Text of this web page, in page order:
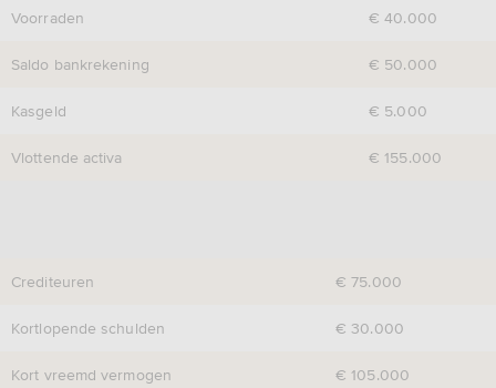
Voorraden € 40.000
Saldo bankrekening € 50.000
Kasgeld € 5.000
Vlottende activa € 155.000
Crediteuren € 75.000
Kortlopende schulden € 30.000
Kort vreemd vermogen € 105.000